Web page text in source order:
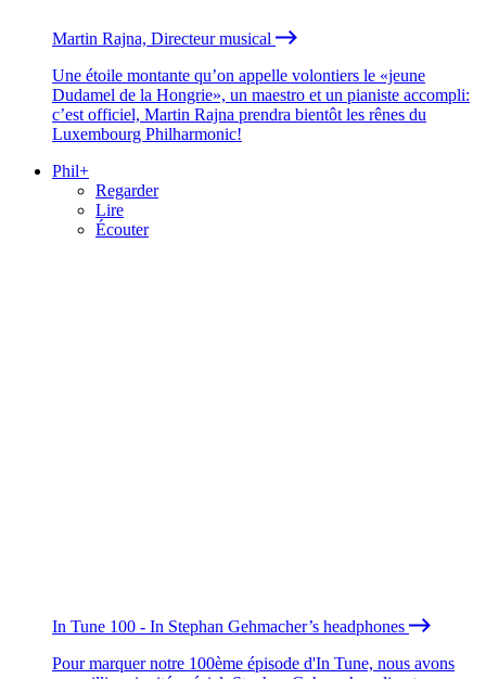
Martin Rajna, Directeur musical
Une étoile montante qu’on appelle volontiers le «jeune
Dudamel de la Hongrie», un maestro et un pianiste accompli:
c’est officiel, Martin Rajna prendra bientôt les rênes du
Luxembourg Philharmonic!
Phil+
Regarder
Lire
Écouter
In Tune 100 - In Stephan Gehmacher’s headphones
Pour marquer notre 100ème épisode d'In Tune, nous avons